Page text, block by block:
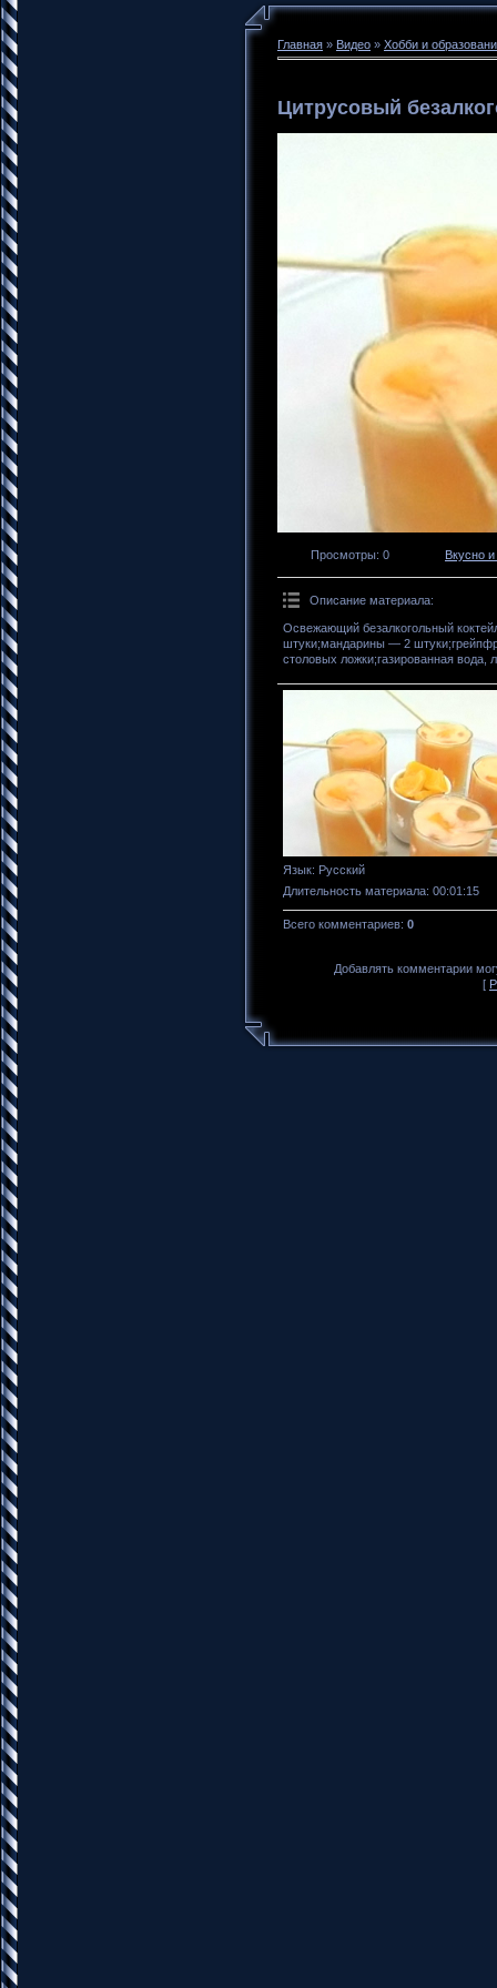
Главная » Видео » Хобби и
Цитрусовый
Просмотры: 0 Вкусно
Описание материала:
Освежающий безалкогольный
штуки;мандарины — 2
столовых ложки;газированная вода,
Язык: Русский
Длительность материала: 00:01:15
Всего комментариев: 0
Добавлять комментарии
[